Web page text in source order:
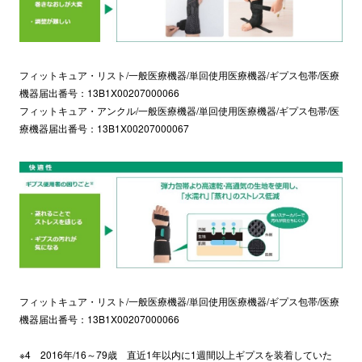
フィットキュア・リスト/一般医療機器/単回使用医療機器/ギプス包帯/医療
機器届出番号：13B1X00207000066
フィットキュア・アンクル/一般医療機器/単回使用医療機器/ギプス包帯/医
療機器届出番号：13B1X00207000067
フィットキュア・リスト/一般医療機器/単回使用医療機器/ギプス包帯/医療
機器届出番号：13B1X00207000066
※4 2016年/16～79歳 直近1年以内に1週間以上ギプスを装着していた